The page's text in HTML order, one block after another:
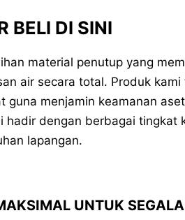
BELI DI SINI
material penutup yang
air secara total. Produk kami
guna menjamin keamanan
hadir dengan berbagai tingkat
lapangan.
UNTUK